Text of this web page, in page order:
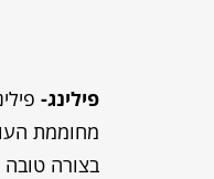
פילינג-
מחוממת
בצורה טובה